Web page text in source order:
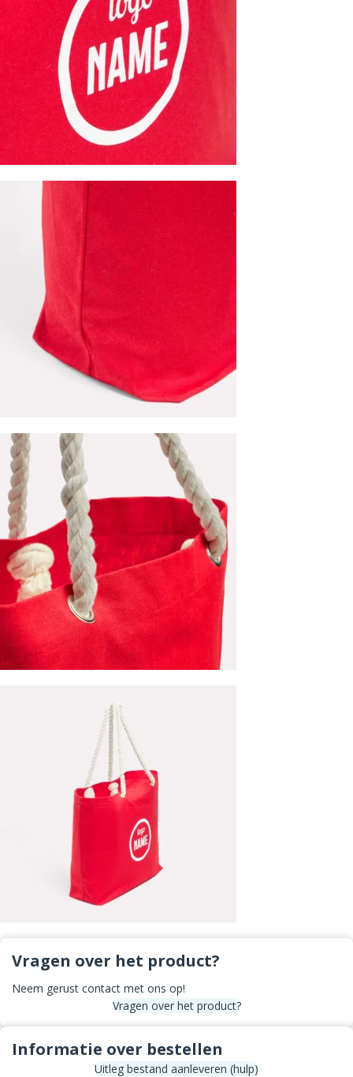
Vragen over het product?
Neem gerust contact met ons op!
Vragen over het product?
Informatie over bestellen
Uitleg bestand aanleveren (hulp)